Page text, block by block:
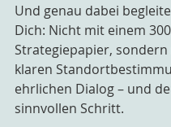
Und genau dabei
Dich: Nicht mit einem
Strategiepapier,
klaren
ehrlichen Dialog – und
sinnvollen Schritt.